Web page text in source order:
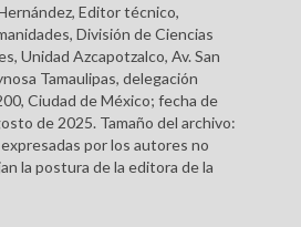
Editor técnico,
División de Ciencias
Unidad Azcapotzalco, Av. San
Tamaulipas, delegación
Ciudad de México; fecha de
de 2025. Tamaño del archivo:
por los autores no
la postura de la editora de la